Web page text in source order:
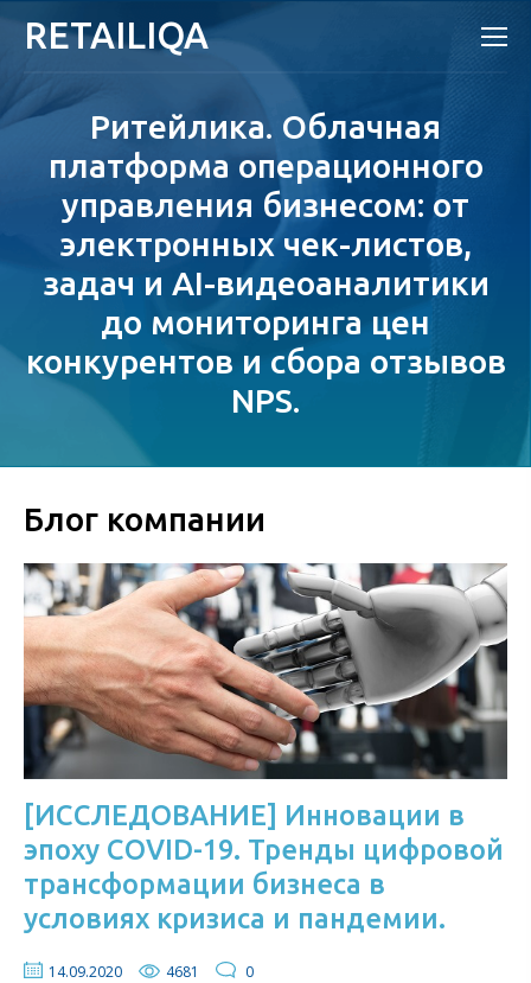
RETAILIQA
Ритейлика. Облачная
платформа операционного
управления бизнесом: от
электронных чек-листов,
задач и AI-видеоаналитики
до мониторинга цен
конкурентов и сбора отзывов
NPS.
Блог компании
[ИССЛЕДОВАНИЕ] Инновации в
эпоху COVID-19. Тренды цифровой
трансформации бизнеса в
условиях кризиса и пандемии.
14.09.2020 4681 0